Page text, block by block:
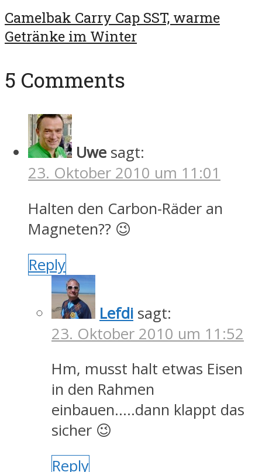
Camelbak Carry Cap SST, warme
Getränke im Winter
5 Comments
Uwe sagt:
23. Oktober 2010 um 11:01
Halten den Carbon-Räder an
Magneten?? 😉
Reply
Lefdi sagt:
23. Oktober 2010 um 11:52
Hm, musst halt etwas Eisen
in den Rahmen
einbauen…..dann klappt das
sicher 😉
Reply